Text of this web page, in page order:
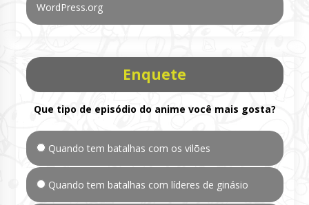
WordPress.org
Enquete
Que tipo de episódio do anime você mais gosta?
Quando tem batalhas com os vilões
Quando tem batalhas com líderes de ginásio